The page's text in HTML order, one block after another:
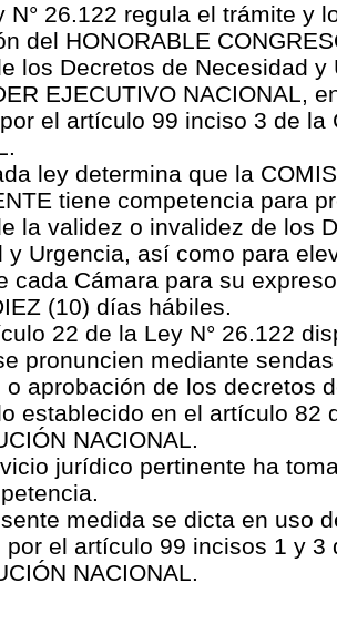
N° 26.122 regula el trámite y
del HONORABLE
los Decretos de Necesidad y
EJECUTIVO NACIONAL,
el artículo 99 inciso 3 de la
ley determina que la
tiene competencia para
la validez o invalidez de los
y Urgencia, así como para
cada Cámara para su
(10) días hábiles.
22 de la Ley N° 26.122
pronuncien mediante
o aprobación de los decretos
establecido en el artículo 82
NACIONAL.
jurídico pertinente ha
medida se dicta en uso
por el artículo 99 incisos 1 y 3
NACIONAL.